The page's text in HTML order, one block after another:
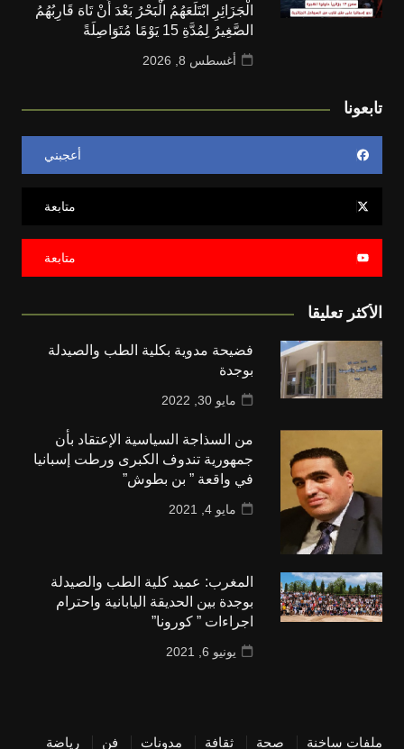
الْجَزَائِرِ ابْتَلَعَهُمُ الْبَحْرُ بَعْدَ أَنْ تَاهَ قَارِبُهُمُ
الصَّغِيرُ لِمُدَّةِ 15 يَوْمًا مُتَوَاصِلَةً
أغسطس 8, 2026
تابعونا
أعجبني
متابعة
متابعة
الأكثر تعليقا
فضيحة مدوية بكلية الطب والصيدلة
بوجدة
مايو 30, 2022
من السذاجة السياسية الإعتقاد بأن
جمهورية تندوف الكبرى ورطت إسبانيا
في واقعة ” بن بطوش”
مايو 4, 2021
المغرب: عميد كلية الطب والصيدلة
بوجدة بين الحديقة اليابانية واحترام
اجراءات ” كورونا”
يونيو 6, 2021
ملفات ساخنة صحة ثقافة مدونات فن رياضة